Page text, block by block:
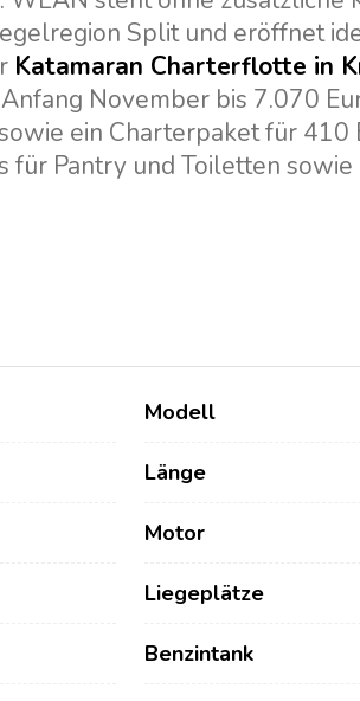
Split und eröffnet
Katamaran Charterflotte in
November bis 7.070
ein Charterpaket für 410
für Pantry und Toiletten
Modell
Länge
Motor
Liegeplätze
Benzintank